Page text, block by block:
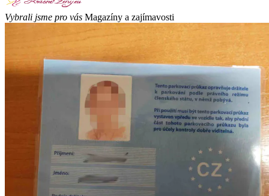
Vybrali jsme pro vás Magazíny a zajímavosti